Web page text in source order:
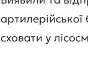
сховати у